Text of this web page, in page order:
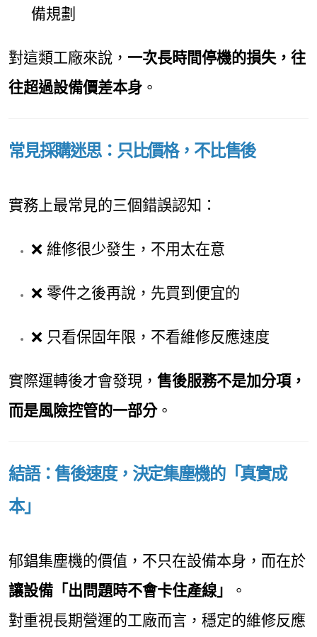
備規劃
對這類工廠來說， 一次長時間停機的損失，往
往超過設備價差本身 。
常見採購迷思：只比價格，不比售後
實務上最常見的三個錯誤認知：
❌ 維修很少發生，不用太在意
❌ 零件之後再說，先買到便宜的
❌ 只看保固年限，不看維修反應速度
實際運轉後才會發現， 售後服務不是加分項，
而是風險控管的一部分。
結語：售後速度，決定集塵機的「真實成
本」
郁錩集塵機的價值，不只在設備本身，而在於
讓設備「出問題時不會卡住產線」
。
對重視長期營運的工廠而言，穩定的維修反應